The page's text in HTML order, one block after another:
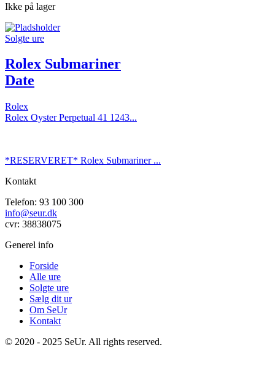
Ikke på lager
Solgte ure
Rolex Submariner
Date
Rolex
Rolex Oyster Perpetual 41 1243...
*RESERVERET* Rolex Submariner ...
Kontakt
Telefon: 93 100 300
info@seur.dk
cvr: 38838075
Generel info
Forside
Alle ure
Solgte ure
Sælg dit ur
Om SeUr
Kontakt
© 2020 - 2025 SeUr. All rights reserved.